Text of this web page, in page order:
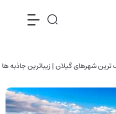
شهرهای گیلان | زیباترین جاذبه ها